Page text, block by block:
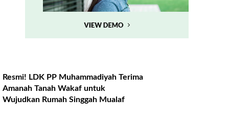
Resmi! LDK PP Muhammadiyah Terima
Amanah Tanah Wakaf untuk
Wujudkan Rumah Singgah Mualaf